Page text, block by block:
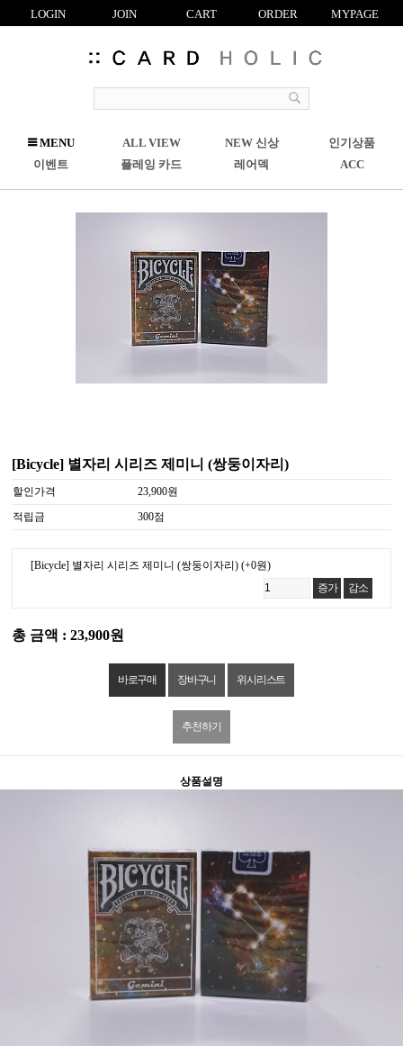
LOGIN JOIN CART ORDER MYPAGE
R
CMENU ALL VIEW NEW 신상
인기상품
이벤트
플레잉 카드 레어덱 ACC
[Bicycle] 별자리 시리즈 제미니 (쌍둥이자리)
할인가격
23,900원
적립금
300점
[Bicycle] 별자리 시리즈 제미니 (쌍둥이자리) (+0원)
증가
감소
총 금액 : 23,900원
위시리스트
추천하기
상품설명